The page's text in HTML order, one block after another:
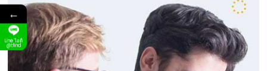
←
Line ไอดี
@tfind